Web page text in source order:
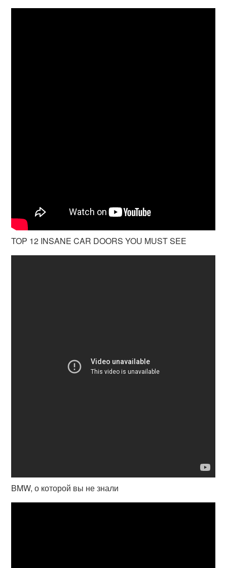
TOP 12 INSANE CAR DOORS YOU MUST SEE
BMW, о которой вы не знали